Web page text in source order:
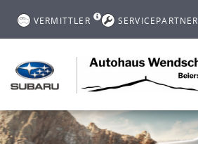
VERMITTLER SERVICEPARTNER